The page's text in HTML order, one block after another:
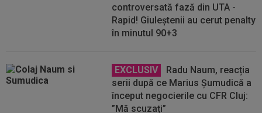
controversată fază din UTA -
Rapid! Giuleștenii au cerut penalty
în minutul 90+3
EXCLUSIV
Radu Naum, reacția
serii după ce Marius Șumudică a
început negocierile cu CFR Cluj:
”Mă scuzați”